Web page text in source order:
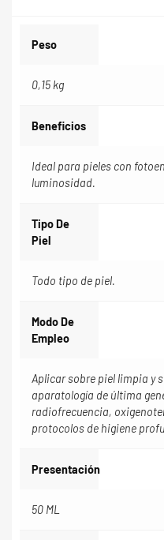
Peso
0,15 kg
Beneficios
Ideal para pieles con
luminosidad.
Tipo De
Piel
Todo tipo de piel.
Modo De
Empleo
Aplicar sobre piel limpia y
aparatología de última
radiofrecuencia,
protocolos de higiene
Presentación
50 ML